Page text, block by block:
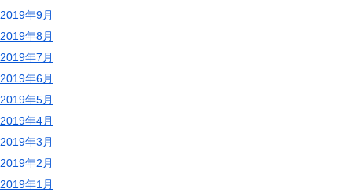
2019年9月
2019年8月
2019年7月
2019年6月
2019年5月
2019年4月
2019年3月
2019年2月
2019年1月